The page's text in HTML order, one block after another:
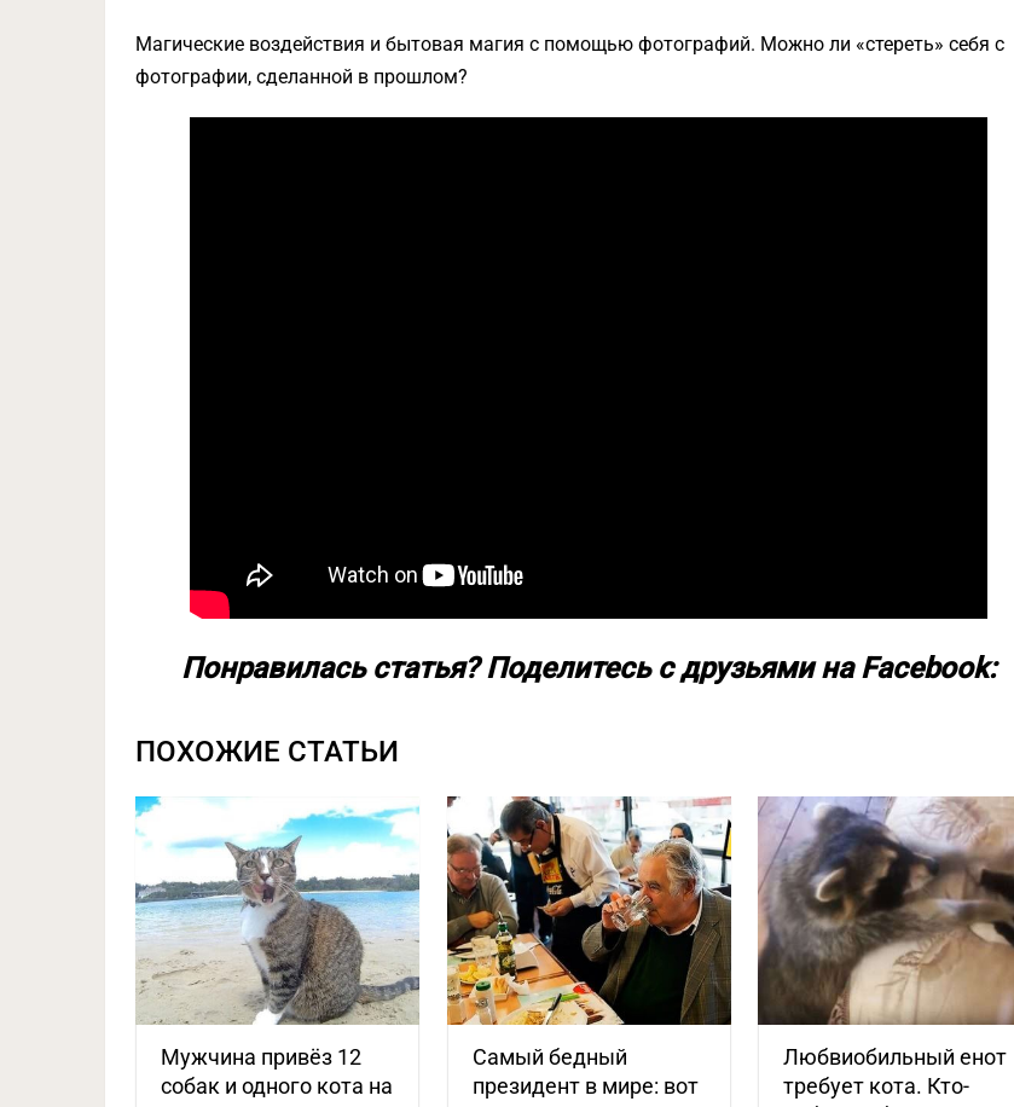
Магические воздействия и бытовая магия с помощью фотографий. Можно ли «стереть» себя с
фотографии, сделанной в прошлом?
Понравилась статья? Поделитесь с друзьями на Facebook:
ПОХОЖИЕ СТАТЬИ
Мужчина привёз 12
собак и одного кота на
Самый бедный
президент в мире: вот
Любвиобильный енот
требует кота. Кто-